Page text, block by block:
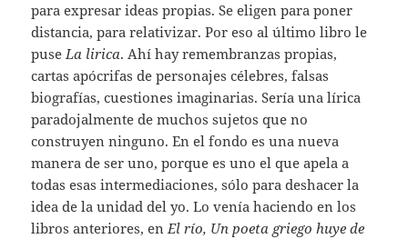
para expresar ideas propias. Se eligen para poner
distancia, para relativizar. Por eso al último libro le
puseLa lirica. Ahí hay remembranzas propias,
cartas apócrifas de personajes célebres, falsas
biografías, cuestiones imaginarias. Sería una lírica
paradojalmente de muchos sujetos que no
construyen ninguno. En el fondo es una nueva
manera de ser uno, porque es uno el que apela a
todas esas intermediaciones, sólo para deshacer la
idea de la unidad del yo. Lo venía haciendo en los
libros anteriores, enEl río, Un poeta griego huye de